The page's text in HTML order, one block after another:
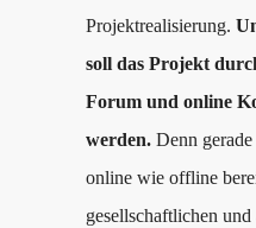
Projektrealisierung.
soll das Projekt
Forum und online
werden. Denn
online wie offline
gesellschaftlichen